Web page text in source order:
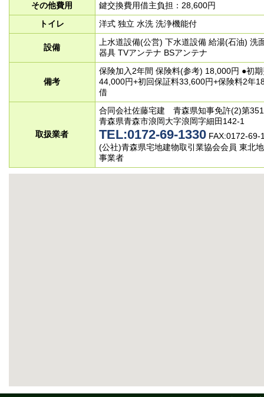
その他費用
鍵交換費用借主負担：28,600円
トイレ
洋式 独立 水洗 洗浄機能付
設備
上水道設備(公営) 下水道設備 給湯(石油)
器具 TVアンテナ BSアンテナ
備考
保険加入2年間 保険料(参考) 18,000円 ●初
44,000円+初回保証料33,600円+保険料2年
借
取扱業者
合同会社佐藤宅建 青森県知事免許(2)第
青森県青森市浪岡大字浪岡字細田142‐1
TEL:0172-69-1330 FAX:0172-69-
(公社)青森県宅地建物取引業協会会員 東北
事業者